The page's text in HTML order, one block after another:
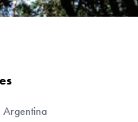
Argentina